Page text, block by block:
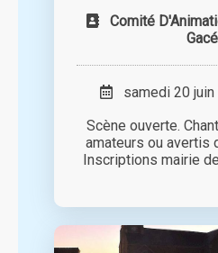
Comité
Gacé
samedi 20 juin
Scène ouverte.
amateurs ou avertis
Inscriptions mairie